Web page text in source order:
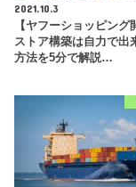
2021.10.3
【ヤフーショッピング
ストア構築は自力で出
方法を5分で解説…